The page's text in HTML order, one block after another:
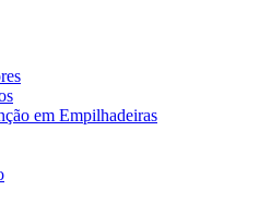
em Empilhadeiras